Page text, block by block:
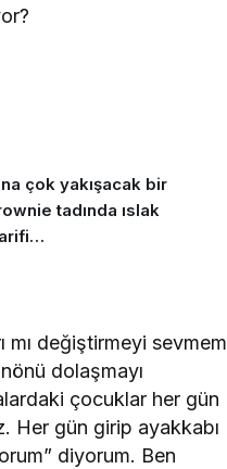
çok yakışacak bir
tadında ıslak
mı değiştirmeyi sevmem
dolaşmayı
çocuklar her gün
Her gün girip ayakkabı
diyorum. Ben